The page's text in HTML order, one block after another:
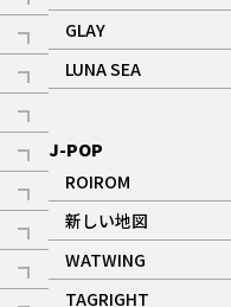
記事
GLAY
記事
LUNA SEA
記事
J-POP
ROIROM
記事
新しい地図
記事
WATWING
記事
TAGRIGHT